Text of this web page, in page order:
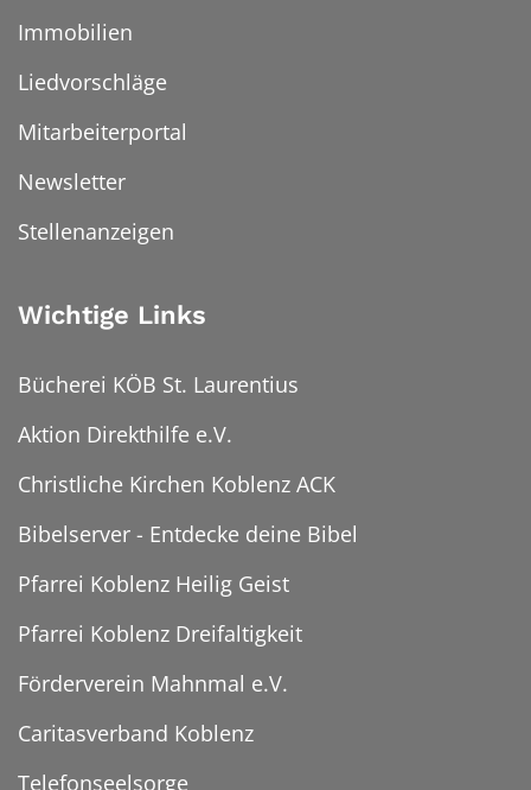
Immobilien
Liedvorschläge
Mitarbeiterportal
Newsletter
Stellenanzeigen
Wichtige Links
Bücherei KÖB St. Laurentius
Aktion Direkthilfe e.V.
Christliche Kirchen Koblenz ACK
Bibelserver - Entdecke deine Bibel
Pfarrei Koblenz Heilig Geist
Pfarrei Koblenz Dreifaltigkeit
Förderverein Mahnmal e.V.
Caritasverband Koblenz
Telefonseelsorge